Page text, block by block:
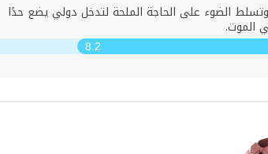
الضوء على الحاجة الملحة لتدخل دولي يضع حدًا
الموت.
8.2